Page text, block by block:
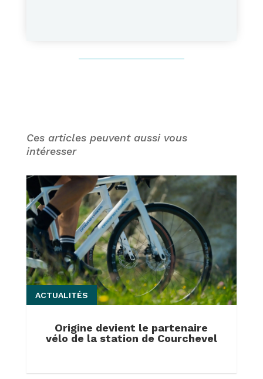
Ces articles peuvent aussi vous
intéresser
Origine devient le partenaire
vélo de la station de Courchevel
ACTUALITÉS